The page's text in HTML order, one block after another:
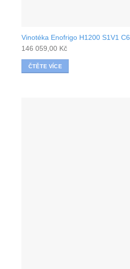
Vinotéka Enofrigo H1200 S1V1 C6
146 059,00 Kč
ČTĚTE VÍCE